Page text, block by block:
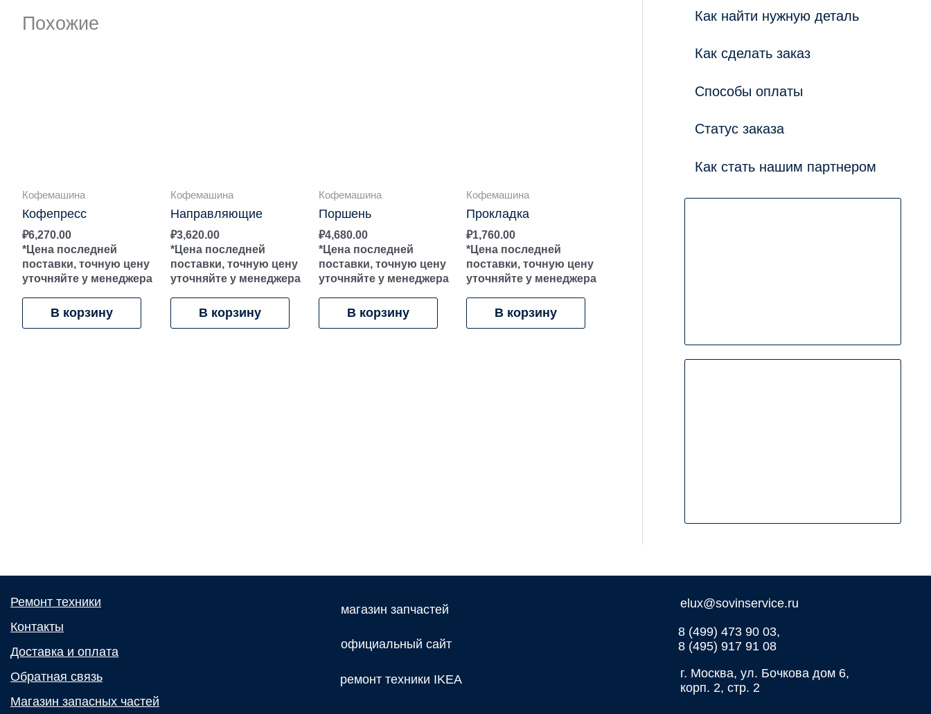
Похожие
Кофемашина
Кофепресс
₽6,270.00
*Цена последней
поставки, точную цену
уточняйте у менеджера
В корзину
Кофемашина
Направляющие
₽3,620.00
*Цена последней
поставки, точную цену
уточняйте у менеджера
В корзину
Кофемашина
Поршень
₽4,680.00
*Цена последней
поставки, точную цену
уточняйте у менеджера
В корзину
Кофемашина
Прокладка
₽1,760.00
*Цена последней
поставки, точную цену
уточняйте у менеджера
В корзину
Как найти нужную деталь
Как сделать заказ
Способы оплаты
Статус заказа
Как стать нашим партнером
Ремонт техники
Контакты
Доставка и оплата
Обратная связь
Магазин запасных частей
магазин запчастей
официальный сайт
ремонт техники IKEA
elux@sovinservice.ru
8 (499) 473 90 03,
8 (495) 917 91 08
г. Москва, ул. Бочкова дом 6,
корп. 2, стр. 2